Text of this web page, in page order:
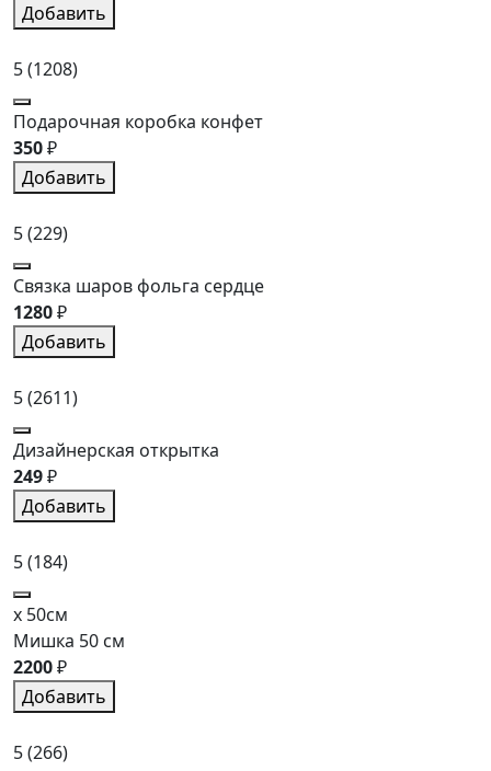
Добавить
5(1208)
Подарочная коробка конфет
350₽
Добавить
5(229)
Связка шаров фольга сердце
1280₽
Добавить
5(2611)
Дизайнерская открытка
249₽
Добавить
5(184)
x 50см
Мишка 50 см
2200₽
Добавить
5(266)